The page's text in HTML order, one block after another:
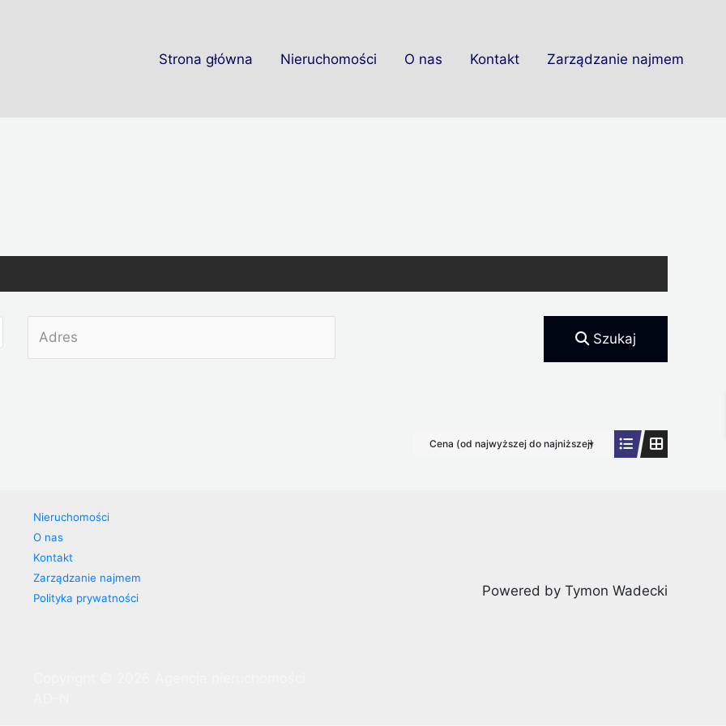
Strona główna Nieruchomości O nas Kontakt Zarządzanie najmem
Szukaj
Cena (od najwyższej do najniższej)
Nieruchomości
O nas
Kontakt
Zarządzanie najmem
Polityka prywatności
Powered by Tymon Wadecki